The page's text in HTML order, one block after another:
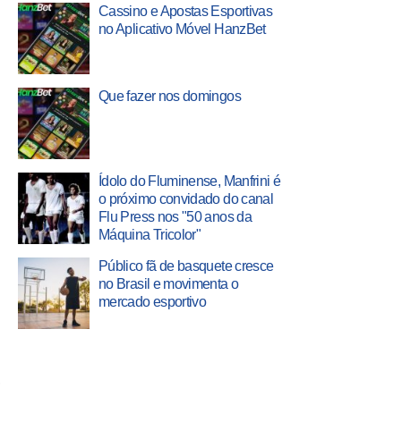
Cassino e Apostas Esportivas
no Aplicativo Móvel HanzBet
Que fazer nos domingos
Ídolo do Fluminense, Manfrini é
o próximo convidado do canal
Flu Press nos "50 anos da
Máquina Tricolor"
Público fã de basquete cresce
no Brasil e movimenta o
mercado esportivo